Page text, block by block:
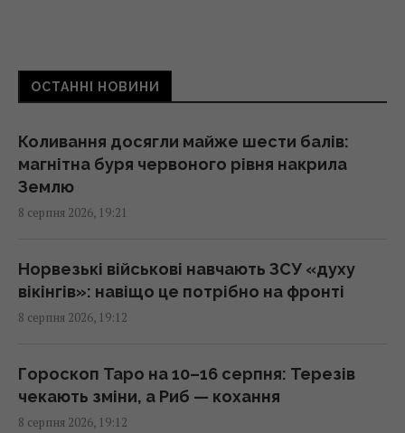
розповіли BBC про полювання російських
дронів
У Болгарії неподалік від великого
газопроводу вибухнув невідомий дрон
18:34 субота, 08 серпня 2026
Що станеться, якщо найсекретніший літак
США впаде у ворога: план на найгірший
сценарій
Гороскоп на 9 серпня за картами Таро:
ОСТАННІ НОВИНИ
Коливання досягли майже шести балів:
магнітна буря червоного рівня накрила
Землю
8 серпня 2026, 19:21
Норвезькі військові навчають ЗСУ «духу
вікінгів»: навіщо це потрібно на фронті
8 серпня 2026, 19:12
Гороскоп Таро на 10–16 серпня: Терезів
чекають зміни, а Риб — кохання
8 серпня 2026, 19:12